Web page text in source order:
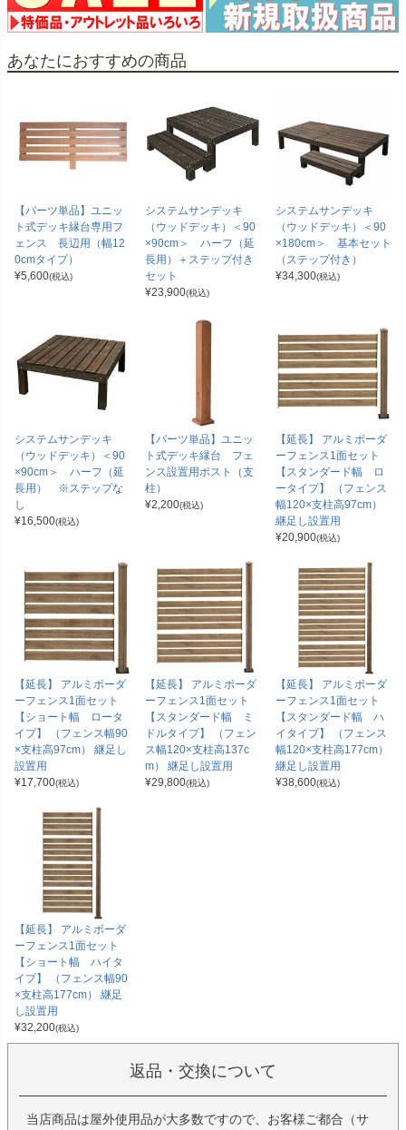
あなたにおすすめの商品
【パーツ単品】ユニッ
ト式デッキ縁台専用フ
ェンス 長辺用（幅12
0cmタイプ）
¥5,600(税込)
システムサンデッキ
（ウッドデッキ）＜90
×90cm＞ ハーフ（延
長用）＋ステップ付き
セット
¥23,900(税込)
システムサンデッキ
（ウッドデッキ）＜90
×180cm＞ 基本セット
（ステップ付き）
¥34,300(税込)
システムサンデッキ
（ウッドデッキ）＜90
×90cm＞ ハーフ（延
長用） ※ステップな
し
¥16,500(税込)
【パーツ単品】ユニッ
ト式デッキ縁台 フェ
ンス設置用ポスト（支
柱）
¥2,200(税込)
【延長】 アルミボーダ
ーフェンス1面セット
【スタンダード幅 ロ
ータイプ】 （フェンス
幅120×支柱高97cm）
継足し設置用
¥20,900(税込)
【延長】 アルミボーダ
ーフェンス1面セット
【ショート幅 ロータ
イプ】 （フェンス幅90
×支柱高97cm） 継足し
設置用
¥17,700(税込)
【延長】 アルミボーダ
ーフェンス1面セット
【スタンダード幅 ミ
ドルタイプ】 （フェン
ス幅120×支柱高137c
m） 継足し設置用
¥29,800(税込)
【延長】 アルミボーダ
ーフェンス1面セット
【スタンダード幅 ハ
イタイプ】 （フェンス
幅120×支柱高177cm）
継足し設置用
¥38,600(税込)
【延長】 アルミボーダ
ーフェンス1面セット
【ショート幅 ハイタ
イプ】 （フェンス幅90
×支柱高177cm） 継足
し設置用
¥32,200(税込)
返品・交換について
当店商品は屋外使用品が大多数ですので、お客様ご都合（サ